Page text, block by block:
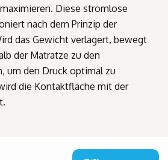
Diese stromlose
nach dem Prinzip der
das Gewicht verlagert, bewegt
der Matratze zu den
um den Druck optimal zu
die Kontaktfläche mit der